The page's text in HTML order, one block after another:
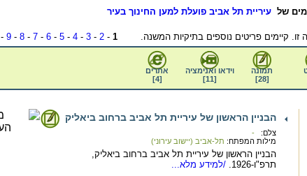
של עיריית תל אביב פועלת למען החינוך בעיר
1
-
2
-
3
-
4
-
5
-
6
-
7
-
8
-
9
-
תמונה
[
28
]
וידאו ואנימציה
[
11
]
אתרים
[
4
]
הבניין הראשון של עיריית תל אביב ברחוב ביאליק
צלם:
-
מילות המפתח: תל-אביב (יישוב עירוני)
הבניין הראשון של עיריית תל אביב ברחוב ביאליק,
תרפ"ו-1926.
/למידע מלא...